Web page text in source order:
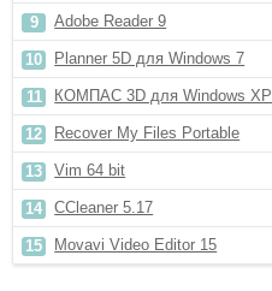
Adobe Reader 9
Planner 5D для Windows 7
КОМПАС 3D для Windows XP
Recover My Files Portable
Vim 64 bit
CCleaner 5.17
Movavi Video Editor 15